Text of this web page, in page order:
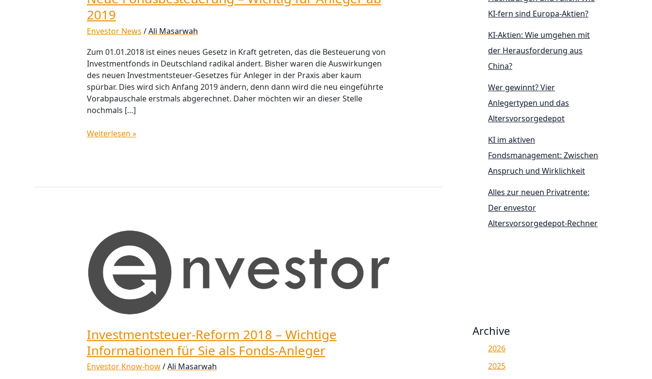
2019
Envestor News /Ali Masarwah
Zum 01.01.2018 ist eines neues Gesetz in Kraft getreten, das die Besteuerung von
Investmentfonds in Deutschland radikal ändert. Bisher waren die Auswirkungen
des neuen Investmentsteuer-Gesetzes für Anleger in der Praxis aber kaum
spürbar. Dies wird sich Anfang 2019 ändern, denn dann wird die neu eingeführte
Vorabpauschale erstmals abgerechnet. Daher möchten wir an dieser Stelle
nochmals […]
Fondsbesteuerung
–
Wichtig
Anleger
ab
2019
Weiterlesen »
Investmentsteuer-Reform 2018 – Wichtige
Informationen für Sie als Fonds-Anleger
Envestor Know-how/Ali Masarwah
Investmentsteuer-
Reform
2018
–
Wichtige
Informationen
Fonds-
Anleger
KI-fern sind Europa-Aktien?
KI-Aktien: Wie umgehen mit
der Herausforderung aus
China?
Wer gewinnt? Vier
Anlegertypen und das
Altersvorsorgedepot
KI im aktiven
Fondsmanagement: Zwischen
Anspruch und Wirklichkeit
Alles zur neuen Privatrente:
Der envestor
Altersvorsorgedepot-Rechner
Archive
2026
2025